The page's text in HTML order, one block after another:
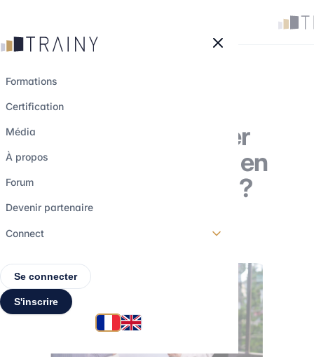
Formations
Certification
Média
À propos
Forum
Devenir partenaire
Connect
Se connecter
S'inscrire
Comment valoriser
vos compétences en
finance sur un CV ?
16 avril 2026